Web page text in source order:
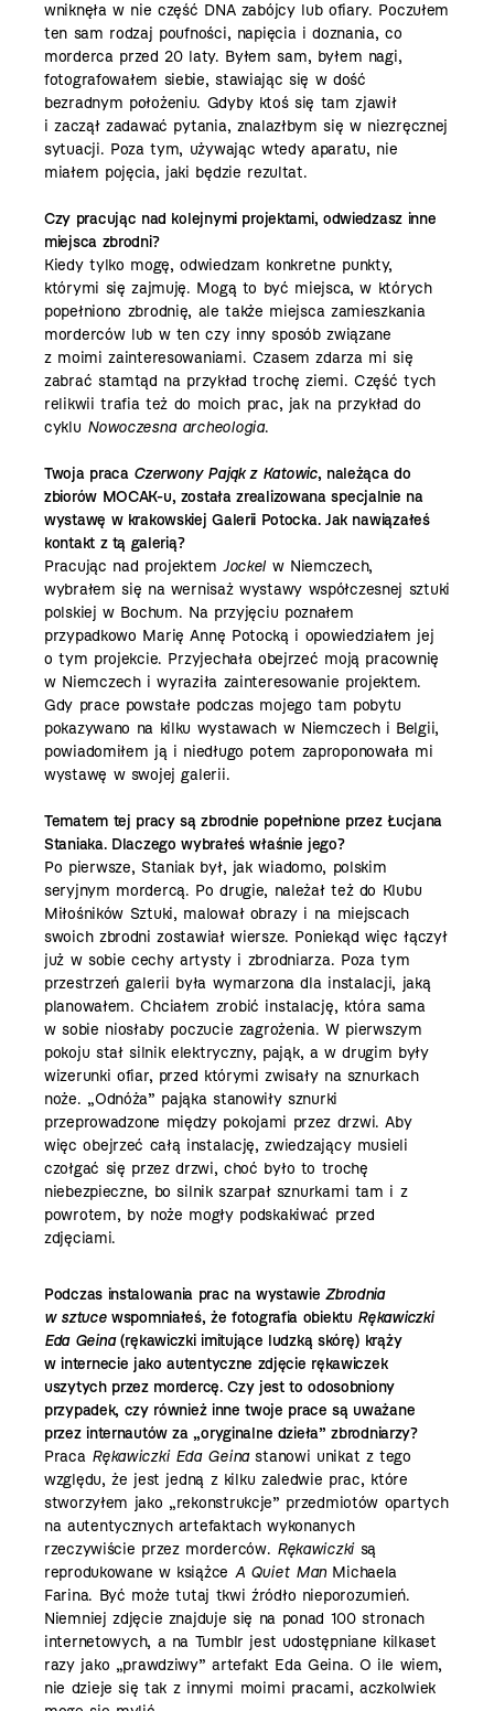
wniknęła w nie część DNA zabójcy lub ofiary. Poczułem
ten sam rodzaj poufności, napięcia i doznania, co
morderca przed 20 laty. Byłem sam, byłem nagi,
fotografowałem siebie, stawiając się w dość
bezradnym położeniu. Gdyby ktoś się tam zjawił
i zaczął zadawać pytania, znalazłbym się w niezręcznej
sytuacji. Poza tym, używając wtedy aparatu, nie
miałem pojęcia, jaki będzie rezultat.
Czy pracując nad kolejnymi projektami, odwiedzasz inne
miejsca zbrodni?
Kiedy tylko mogę, odwiedzam konkretne punkty,
którymi się zajmuję. Mogą to być miejsca, w których
popełniono zbrodnię, ale także miejsca zamieszkania
morderców lub w ten czy inny sposób związane
z moimi zainteresowaniami. Czasem zdarza mi się
zabrać stamtąd na przykład trochę ziemi. Część tych
relikwii trafia też do moich prac, jak na przykład do
cyklu Nowoczesna archeologia.
Twoja praca Czerwony Pająk z Katowic, należąca do
zbiorów MOCAK-u, została zrealizowana specjalnie na
wystawę w krakowskiej Galerii Potocka. Jak nawiązałeś
kontakt z tą galerią?
Pracując nad projektem Jockel w Niemczech,
wybrałem się na wernisaż wystawy współczesnej sztuki
polskiej w Bochum. Na przyjęciu poznałem
przypadkowo Marię Annę Potocką i opowiedziałem jej
o tym projekcie. Przyjechała obejrzeć moją pracownię
w Niemczech i wyraziła zainteresowanie projektem.
Gdy prace powstałe podczas mojego tam pobytu
pokazywano na kilku wystawach w Niemczech i Belgii,
powiadomiłem ją i niedługo potem zaproponowała mi
wystawę w swojej galerii.
Tematem tej pracy są zbrodnie popełnione przez Łucjana
Staniaka. Dlaczego wybrałeś właśnie jego?
Po pierwsze, Staniak był, jak wiadomo, polskim
seryjnym mordercą. Po drugie, należał też do Klubu
Miłośników Sztuki, malował obrazy i na miejscach
swoich zbrodni zostawiał wiersze. Poniekąd więc łączył
już w sobie cechy artysty i zbrodniarza. Poza tym
przestrzeń galerii była wymarzona dla instalacji, jaką
planowałem. Chciałem zrobić instalację, która sama
w sobie niosłaby poczucie zagrożenia. W pierwszym
pokoju stał silnik elektryczny, pająk, a w drugim były
wizerunki ofiar, przed którymi zwisały na sznurkach
noże. „Odnóża” pająka stanowiły sznurki
przeprowadzone między pokojami przez drzwi. Aby
więc obejrzeć całą instalację, zwiedzający musieli
czołgać się przez drzwi, choć było to trochę
niebezpieczne, bo silnik szarpał sznurkami tam i z
powrotem, by noże mogły podskakiwać przed
zdjęciami.
Podczas instalowania prac na wystawieZbrodnia
w sztucewspomniałeś, że fotografia obiektu Rękawiczki
Eda Geina(rękawiczki imitujące ludzką skórę) krąży
w internecie jako autentyczne ­zdjęcie rękawiczek
uszytych przez mordercę. Czy jest to odosobniony
przypadek, czy również inne twoje prace są uważane
przez internautów za „oryginalne dzieła” zbrodniarzy?
Praca Rękawiczki Eda Geinastanowi unikat z tego
względu, że jest jedną z kilku zaledwie prac, które
stworzyłem jako „rekonstrukcje” przedmiotów opartych
na autentycznych artefaktach wykonanych
rzeczywiście przez morderców. Rękawiczkisą
reprodukowane w książce A Quiet Man Michaela
Farina. Być może tutaj tkwi źródło nieporozumień.
Niemniej zdjęcie znajduje się na ponad 100 stronach
internetowych, a na Tumblr jest udostępniane kilkaset
razy jako „prawdziwy” artefakt Eda Geina. O ile wiem,
nie dzieje się tak z innymi moimi pracami, aczkolwiek